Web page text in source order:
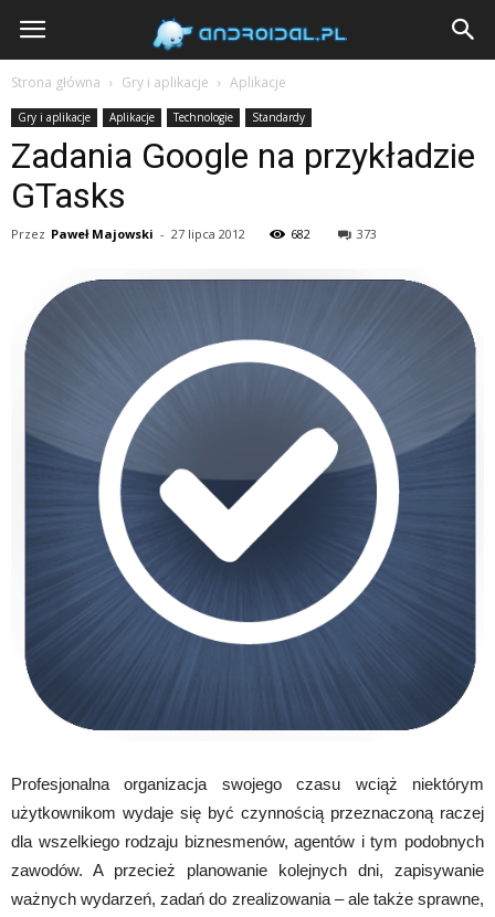
Androidal
Strona główna Gry i aplikacje Aplikacje
Gry i aplikacje Aplikacje Technologie Standardy
Zadania Google na przykładzie
GTasks
Przez Paweł Majowski - 27 lipca 2012 682 373
Profesjonalna organizacja swojego czasu wciąż niektórym
użytkownikom wydaje się być czynnością przeznaczoną raczej
dla wszelkiego rodzaju biznesmenów, agentów i tym podobnych
zawodów. A przecież planowanie kolejnych dni, zapisywanie
ważnych wydarzeń, zadań do zrealizowania – ale także sprawne,